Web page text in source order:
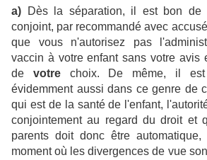
a) Dès la séparation, il est bon de
conjoint, par recommandé avec
que vous n'autorisez pas
vaccin à votre enfant sans votre avis
de votrechoix. De même, il est
évidemment aussi dans ce genre de
qui est de la santé de l'enfant,
conjointement au regard du droit et
parents doit donc être
moment où les divergences de vue